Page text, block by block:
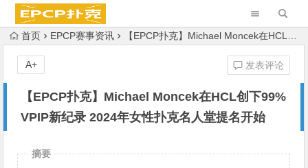
首页 EPCP赛事资讯 【EPCP扑克】Michael Moncek在HCL创下99% VPIP新纪录 2024年女性扑克名人堂提名开始
【EPCP扑克】Michael Moncek在HCL创下99%
VPIP新纪录 2024年女性扑克名人堂提名开始
发表评论
A+
摘要